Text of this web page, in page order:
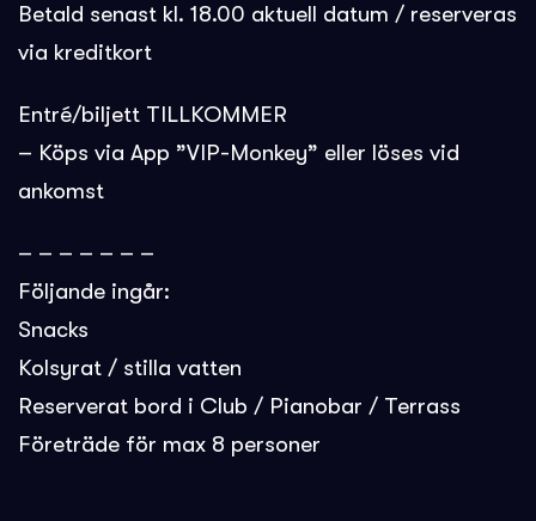
Betald senast kl. 18.00 aktuell datum / reserveras
via kreditkort
Entré/biljett TILLKOMMER
– Köps via App ”VIP-Monkey” eller löses vid
ankomst
– – – – – – –
Följande ingår:
Snacks
Kolsyrat / stilla vatten
Reserverat bord i Club / Pianobar / Terrass
Företräde för max 8 personer